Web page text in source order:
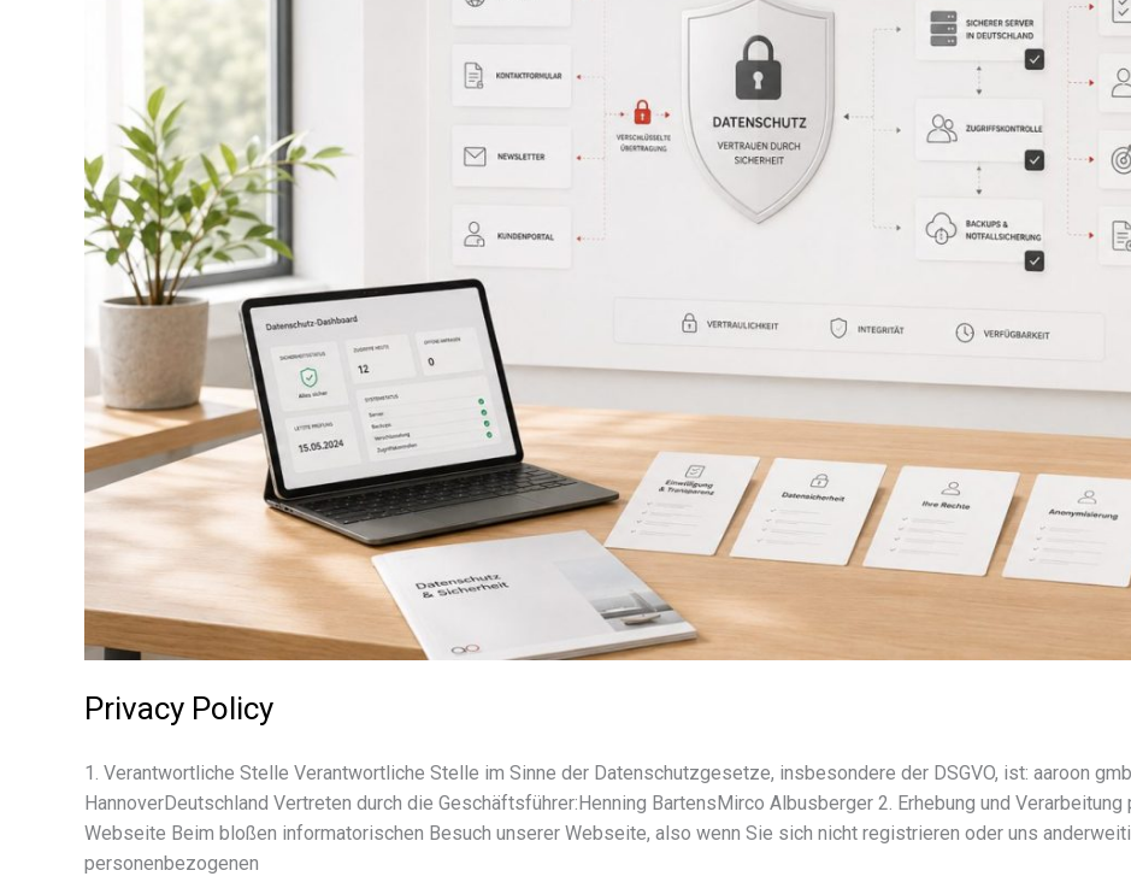
Privacy Policy
1. Verantwortliche Stelle Verantwortliche Stelle im Sinne der Datenschutzgesetze, insbe­son­dere der DSGVO, ist: aaroon
HannoverDeutschland Vertreten durch die Geschäftsführer:Henning BartensMirco Albusberger 2. Erhebung und
Webseite Beim bloßen infor­ma­to­ri­schen Besuch unse­rer Webseite, also wenn Sie sich nicht regis­trie­ren oder uns
perso­nen­be­zo­ge­nen